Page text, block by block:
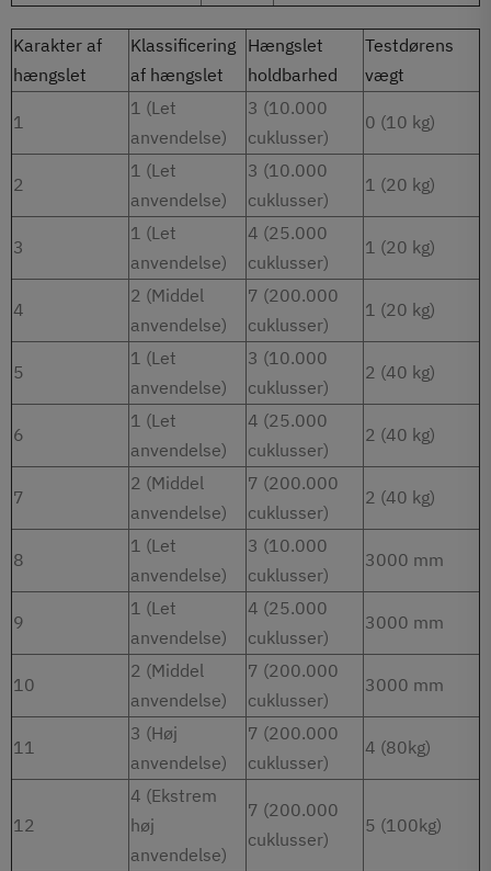
Karakter af
hængslet
Klassificering
af hængslet
Hængslet
holdbarhed
Testdørens
vægt
1
1 (Let
anvendelse)
3 (10.000
cuklusser)
0 (10 kg)
2
1 (Let
anvendelse)
3 (10.000
cuklusser)
1 (20 kg)
3
1 (Let
anvendelse)
4 (25.000
cuklusser)
1 (20 kg)
4
2 (Middel
anvendelse)
7 (200.000
cuklusser)
1 (20 kg)
5
1 (Let
anvendelse)
3 (10.000
cuklusser)
2 (40 kg)
6
1 (Let
anvendelse)
4 (25.000
cuklusser)
2 (40 kg)
7
2 (Middel
anvendelse)
7 (200.000
cuklusser)
2 (40 kg)
8
1 (Let
anvendelse)
3 (10.000
cuklusser)
3000 mm
9
1 (Let
anvendelse)
4 (25.000
cuklusser)
3000 mm
10
2 (Middel
anvendelse)
7 (200.000
cuklusser)
3000 mm
11
3 (Høj
anvendelse)
7 (200.000
cuklusser)
4 (80kg)
12
4 (Ekstrem
høj
anvendelse)
7 (200.000
cuklusser)
5 (100kg)